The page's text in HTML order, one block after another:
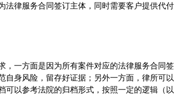
法律服务合同签订主体，同时需要客户提供代付
，一方面是因为所有案件对应的法律服务合同签
自身风险，留存好证据；另外一方面，律所可以
可以参考法院的归档形式，按照一定的逻辑（以